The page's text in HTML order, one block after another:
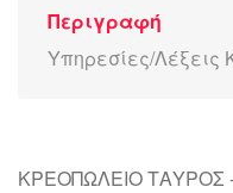
Περιγραφή
Υπηρεσίες/Λέξεις
ΚΡΕΟΠΩΛΕΙΟ